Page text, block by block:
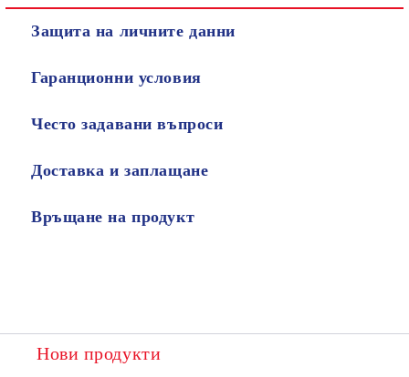
Защита на личните данни
Гаранционни условия
Често задавани въпроси
Доставка и заплащане
Връщане на продукт
Нови продукти